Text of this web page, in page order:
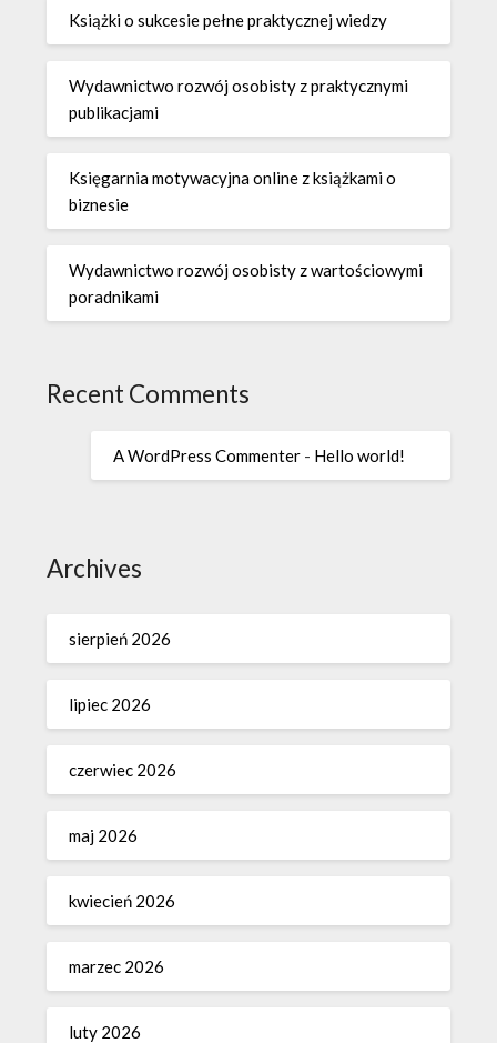
Książki o sukcesie pełne praktycznej wiedzy
Wydawnictwo rozwój osobisty z praktycznymi
publikacjami
Księgarnia motywacyjna online z książkami o
biznesie
Wydawnictwo rozwój osobisty z wartościowymi
poradnikami
Recent Comments
A WordPress Commenter - Hello world!
Archives
sierpień 2026
lipiec 2026
czerwiec 2026
maj 2026
kwiecień 2026
marzec 2026
luty 2026